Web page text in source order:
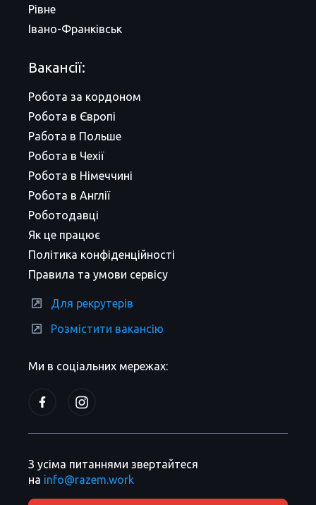
Ми в соціальних мережах:
Рівне
Івано-Франківськ
Вакансії:
Робота за кордоном
Робота в Європі
Работа в Польше
Робота в Чехії
Робота в Німеччині
Робота в Англії
Роботодавці
Як це працює
Політика конфіденційності
Правила та умови сервісу
Для рекрутерів
Розмістити вакансію
З усіма питаннями звертайтеся
на info@razem.work